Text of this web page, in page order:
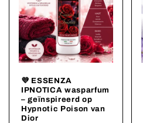
💜 ESSENZA
IPNOTICA wasparfum
– geïnspireerd op
Hypnotic Poison van
Dior